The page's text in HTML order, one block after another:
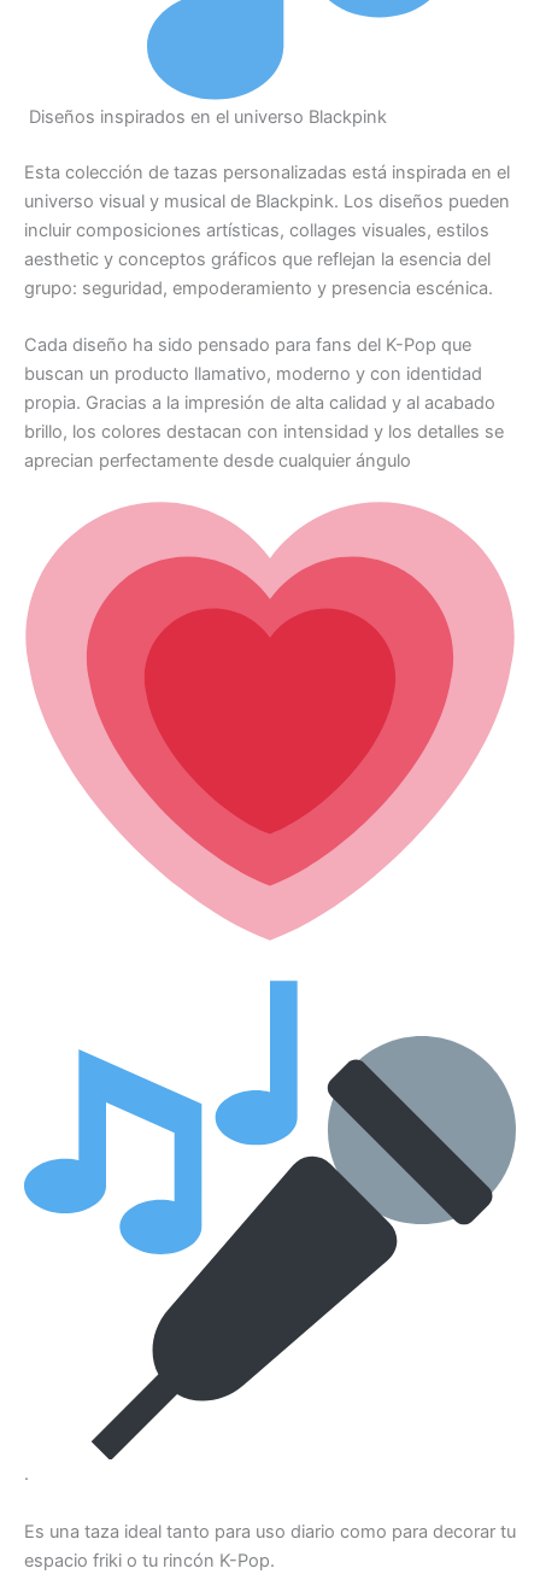
Diseños inspirados en el universo Blackpink
Esta colección de tazas personalizadas está inspirada en el
universo visual y musical de Blackpink. Los diseños pueden
incluir composiciones artísticas, collages visuales, estilos
aesthetic y conceptos gráficos que reflejan la esencia del
grupo: seguridad, empoderamiento y presencia escénica.
Cada diseño ha sido pensado para fans del K-Pop que
buscan un producto llamativo, moderno y con identidad
propia. Gracias a la impresión de alta calidad y al acabado
brillo, los colores destacan con intensidad y los detalles se
aprecian perfectamente desde cualquier ángulo
.
Es una taza ideal tanto para uso diario como para decorar tu
espacio friki o tu rincón K-Pop.